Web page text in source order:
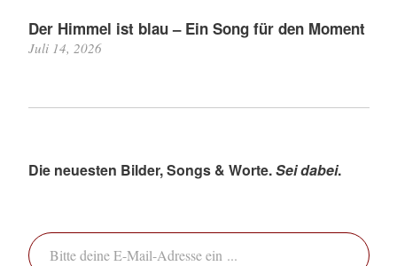
Der Himmel ist blau – Ein Song für den Moment
Juli 14, 2026
Die neuesten Bilder, Songs & Worte.Sei dabei.
Bitte deine E-Mail-Adresse ein ...